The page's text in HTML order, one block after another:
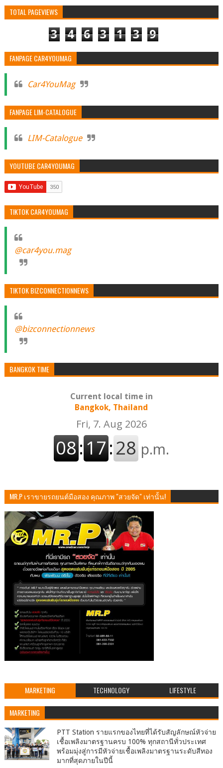
TOTAL PAGEVIEWS
3 4 6 3 1 3 9
FANPAGE CAR4YOUMAG
Car4YouMag
FANPAGE LIM-CATALOGUE
LIM-Catalogue
YOUTUBE CAR4YOUMAG
TIKTOK CAR4YOUMAG
@car4you.mag
TIKTOK BIZCONNECTIONNEWS
@bizconnectionnews
BANGKOK TIME
Current local time in
Bangkok, Thailand
MR.P เราขายรถยนต์มือสอง คุณภาพ "สวยจัด" เท่านั้น!
MARKETING TECHNOLOGY LIFESTYLE
MARKETING
PTT Station รายแรกของไทยที่ได้รับสัญลักษณ์หัวจ่าย
เชื้อเพลิงมาตรฐานครบ 100% ทุกสถานีทั่วประเทศ
พร้อมมุ่งสู่การมีหัวจ่ายเชื้อเพลิงมาตรฐานระดับสีทอง
มากที่สุดภายในปีนี้